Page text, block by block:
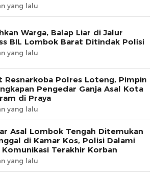
yang lalu
Warga, Balap Liar di Jalur
BIL Lombok Barat Ditindak Polisi
yang lalu
Resnarkoba Polres Loteng, Pimpin
Pengedar Ganja Asal Kota
di Praya
yang lalu
Asal Lombok Tengah Ditemukan
di Kamar Kos, Polisi Dalami
Komunikasi Terakhir Korban
yang lalu